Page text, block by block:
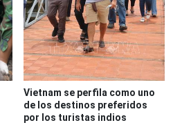
Vietnam se perfila como uno
de los destinos preferidos
por los turistas indios